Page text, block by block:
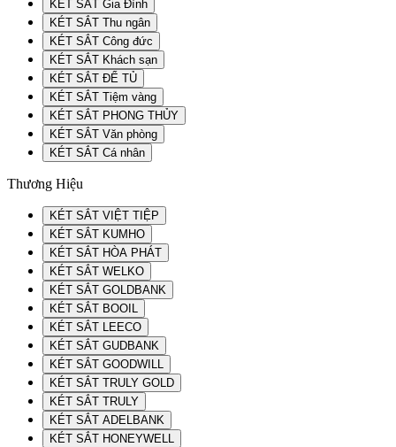
KÉT SẮT Gia Đình
KÉT SẮT Thu ngân
KÉT SẮT Công đức
KÉT SẮT Khách sạn
KÉT SẮT ĐỂ TỦ
KÉT SẮT Tiệm vàng
KÉT SẮT PHONG THỦY
KÉT SẮT Văn phòng
KÉT SẮT Cá nhân
Thương Hiệu
KÉT SẮT VIỆT TIỆP
KÉT SẮT KUMHO
KÉT SẮT HÒA PHÁT
KÉT SẮT WELKO
KÉT SẮT GOLDBANK
KÉT SẮT BOOIL
KÉT SẮT LEECO
KÉT SẮT GUDBANK
KÉT SẮT GOODWILL
KÉT SẮT TRULY GOLD
KÉT SẮT TRULY
KÉT SẮT ADELBANK
KÉT SẮT HONEYWELL